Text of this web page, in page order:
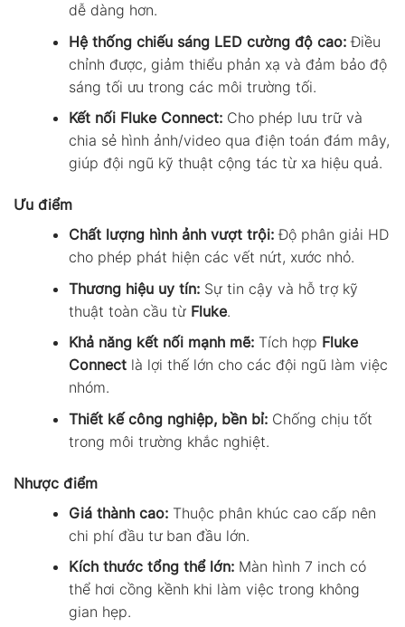
dễ dàng hơn.
Hệ thống chiếu sáng LED cường độ cao:Điều
chỉnh được, giảm thiểu phản xạ và đảm bảo độ
sáng tối ưu trong các môi trường tối.
Kết nối Fluke Connect:Cho phép lưu trữ và
chia sẻ hình ảnh/video qua điện toán đám mây,
giúp đội ngũ kỹ thuật cộng tác từ xa hiệu quả.
Ưu điểm
Chất lượng hình ảnh vượt trội:Độ phân giải HD
cho phép phát hiện các vết nứt, xước nhỏ.
Thương hiệu uy tín:Sự tin cậy và hỗ trợ kỹ
thuật toàn cầu từ Fluke.
Khả năng kết nối mạnh mẽ:Tích hợp Fluke
Connectlà lợi thế lớn cho các đội ngũ làm việc
nhóm.
Thiết kế công nghiệp, bền bỉ:Chống chịu tốt
trong môi trường khắc nghiệt.
Nhược điểm
Giá thành cao:Thuộc phân khúc cao cấp nên
chi phí đầu tư ban đầu lớn.
Kích thước tổng thể lớn:Màn hình 7 inch có
thể hơi cồng kềnh khi làm việc trong không
gian hẹp.